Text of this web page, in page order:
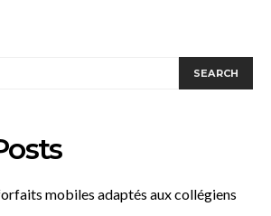
SEARCH
mobiles adaptés aux collégiens